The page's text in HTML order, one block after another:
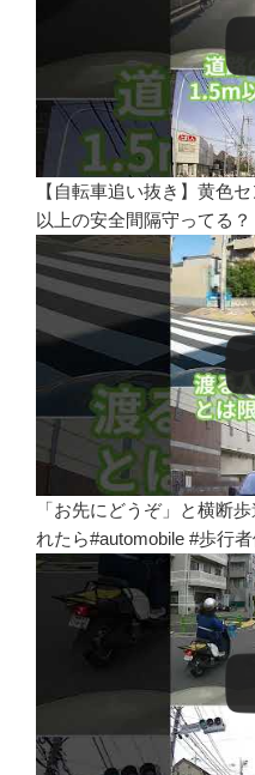
【自転車追い抜き】黄色
以上の安全間隔守ってる
「お先にどうぞ」と横断
れたら#automobile #歩行